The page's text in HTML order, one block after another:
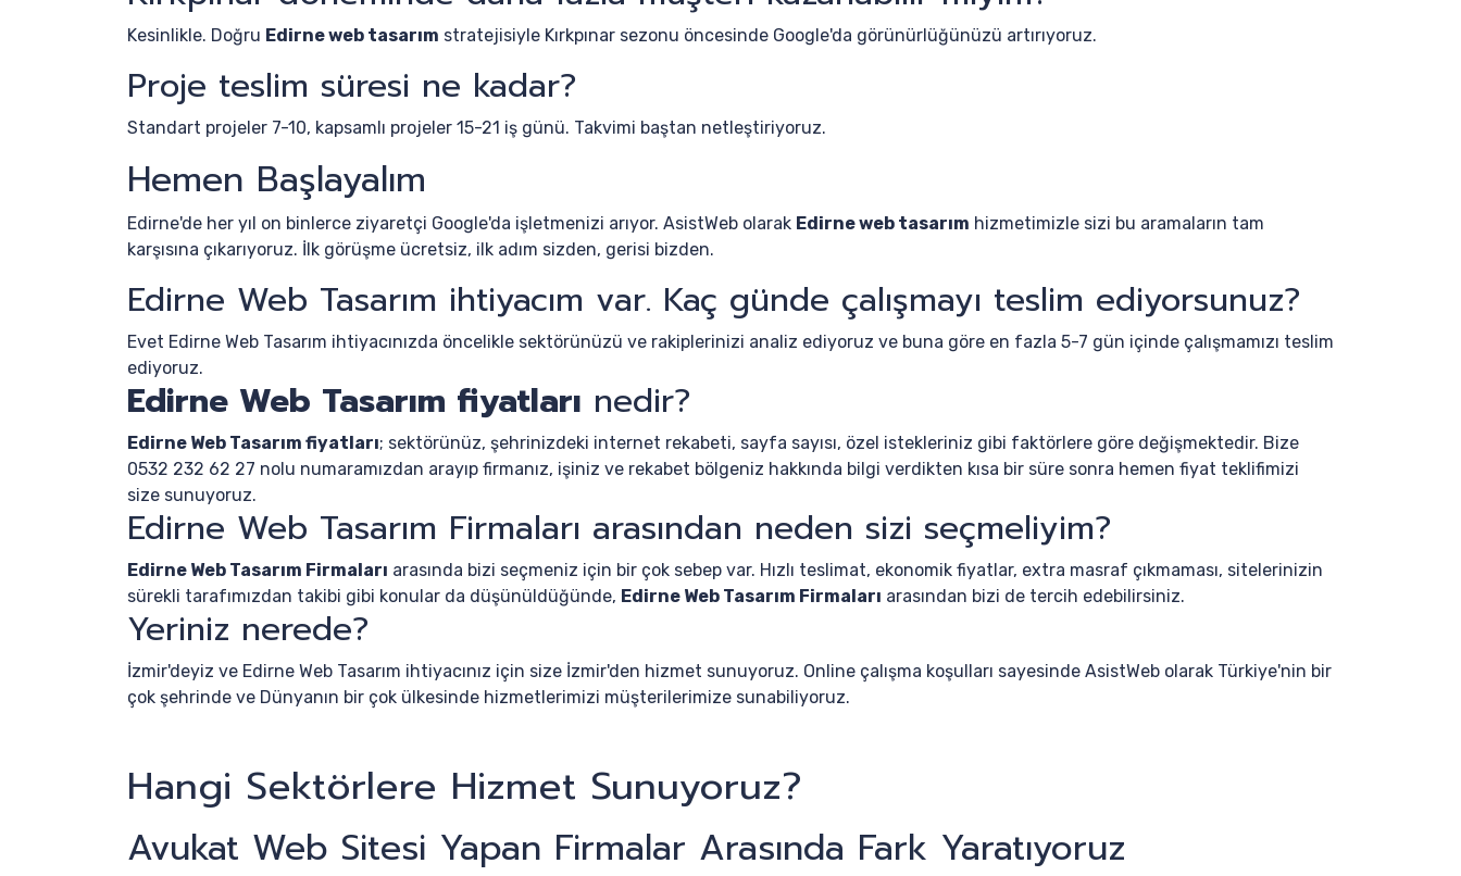
Kesinlikle. Doğru Edirne web tasarım stratejisiyle Kırkpınar sezonu öncesinde Google'da görünürlüğünüzü artırıyoruz.
Proje teslim süresi ne kadar?
Standart projeler 7-10, kapsamlı projeler 15-21 iş günü. Takvimi baştan netleştiriyoruz.
Hemen Başlayalım
Edirne'de her yıl on binlerce ziyaretçi Google'da işletmenizi arıyor. AsistWeb olarak Edirne web tasarım hizmetimizle sizi bu aramaların tam
karşısına çıkarıyoruz. İlk görüşme ücretsiz, ilk adım sizden, gerisi bizden.
Edirne Web Tasarım ihtiyacım var. Kaç günde çalışmayı teslim ediyorsunuz?
Evet Edirne Web Tasarım ihtiyacınızda öncelikle sektörünüzü ve rakiplerinizi analiz ediyoruz ve buna göre en fazla 5-7 gün içinde çalışmamızı teslim
ediyoruz.
Edirne Web Tasarım fiyatları nedir?
Edirne Web Tasarım fiyatları; sektörünüz, şehrinizdeki internet rekabeti, sayfa sayısı, özel istekleriniz gibi faktörlere göre değişmektedir. Bize
0532 232 62 27 nolu numaramızdan arayıp firmanız, işiniz ve rekabet bölgeniz hakkında bilgi verdikten kısa bir süre sonra hemen fiyat teklifimizi
size sunuyoruz.
Edirne Web Tasarım Firmaları arasından neden sizi seçmeliyim?
Edirne Web Tasarım Firmaları arasında bizi seçmeniz için bir çok sebep var. Hızlı teslimat, ekonomik fiyatlar, extra masraf çıkmaması, sitelerinizin
sürekli tarafımızdan takibi gibi konular da düşünüldüğünde, Edirne Web Tasarım Firmaları arasından bizi de tercih edebilirsiniz.
Yeriniz nerede?
İzmir'deyiz ve Edirne Web Tasarım ihtiyacınız için size İzmir'den hizmet sunuyoruz. Online çalışma koşulları sayesinde AsistWeb olarak Türkiye'nin bir
çok şehrinde ve Dünyanın bir çok ülkesinde hizmetlerimizi müşterilerimize sunabiliyoruz.
Hangi Sektörlere Hizmet Sunuyoruz?
Avukat Web Sitesi Yapan Firmalar Arasında Fark Yaratıyoruz